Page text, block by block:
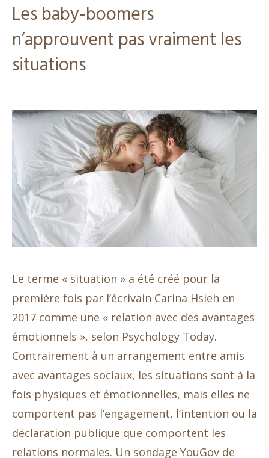
Les baby-boomers
n’approuvent pas vraiment les
situations
Le terme « situation » a été créé pour la
première fois par l’écrivain Carina Hsieh en
2017 comme une « relation avec des avantages
émotionnels », selon Psychology Today.
Contrairement à un arrangement entre amis
avec avantages sociaux, les situations sont à la
fois physiques et émotionnelles, mais elles ne
comportent pas l’engagement, l’intention ou la
déclaration publique que comportent les
relations normales. Un sondage YouGov de